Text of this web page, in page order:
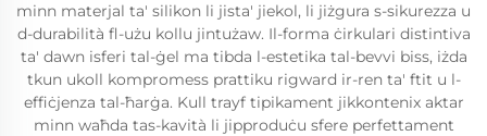
minn materjal ta' silikon li jista' jiekol, li jiżgura s-sikurezza u
d-durabilità fl-użu kollu jintużaw. Il-forma ċirkulari distintiva
ta' dawn isferi tal-ġel ma tibda l-estetika tal-bevvi biss, iżda
tkun ukoll kompromess prattiku rigward ir-ren ta' ftit u l-
effiċjenza tal-ħarġa. Kull trayf tipikament jikkontenix aktar
minn waħda tas-kavità li jipproduċu sfere perfettament